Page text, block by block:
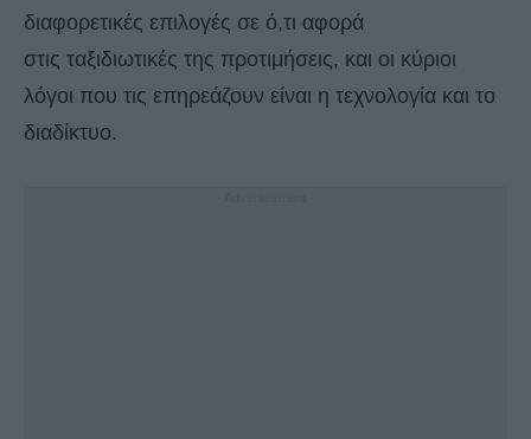
διαφορετικές επιλογές σε ό,τι αφορά
στις ταξιδιωτικές της προτιμήσεις, και οι κύριοι
λόγοι που τις επηρεάζουν είναι η τεχνολογία και το
διαδίκτυο.